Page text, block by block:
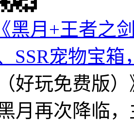
《黑月+王者之
SSR宠物宝箱
好玩免费版
月再次降临